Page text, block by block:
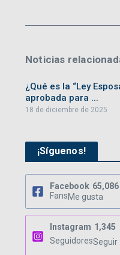
Noticias
¿Qué es la “Ley
aprobada para ...
18 de diciembre de 2025
¡Síguenos!
Facebook 65,086
FansMe gusta
Instagram 1,345
SeguidoresSeguir